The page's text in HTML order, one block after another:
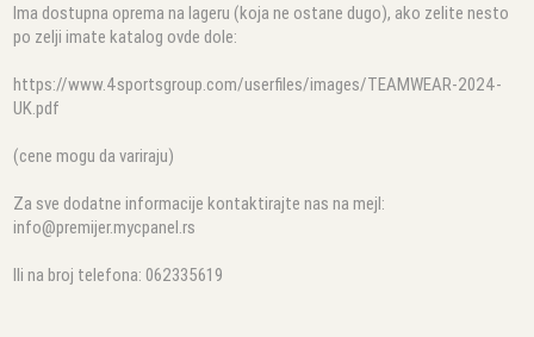
Ima dostupna oprema na lageru (koja ne ostane dugo), ako zelite nesto
po zelji imate katalog ovde dole:
https://www.4sportsgroup.com/userfiles/images/TEAMWEAR-2024-
UK.pdf
(cene mogu da variraju)
Za sve dodatne informacije kontaktirajte nas na mejl:
info@premijer.mycpanel.rs
Ili na broj telefona: 062335619